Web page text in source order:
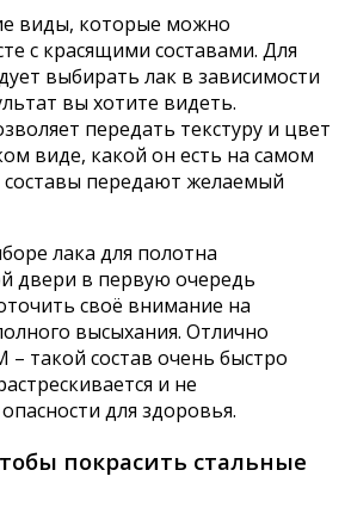
виды, которые можно
с красящими составами. Для
выбирать лак в зависимости
вы хотите видеть.
передать текстуру и цвет
виде, какой он есть на самом
передают желаемый
лака для полотна
двери в первую очередь
своё внимание на
высыхания. Отлично
такой состав очень быстро
и не
для здоровья.
покрасить стальные